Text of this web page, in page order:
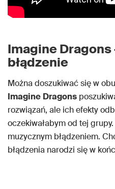
Imagine Dragons
błądzenie
Można doszukiwać się w
Imagine Dragons
rozwiązań, ale ich efekty
oczekiwałabym od tej
muzycznym błądzeniem.
błądzenia narodzi się w